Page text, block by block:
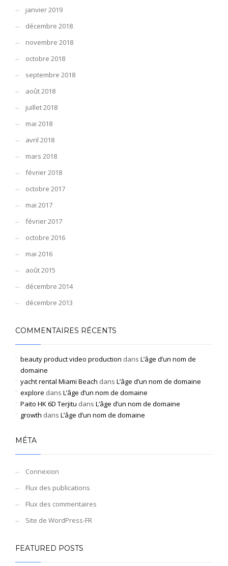
janvier 2019
décembre 2018
novembre 2018
octobre 2018
septembre 2018
août 2018
juillet 2018
mai 2018
avril 2018
mars 2018
février 2018
octobre 2017
mai 2017
février 2017
octobre 2016
mai 2016
août 2015
décembre 2014
décembre 2013
COMMENTAIRES RÉCENTS
beauty product video production dans L’âge d’un nom de
domaine
yacht rental Miami Beach dans L’âge d’un nom de domaine
explore dans L’âge d’un nom de domaine
Paito HK 6D Terjitu dans L’âge d’un nom de domaine
growth dans L’âge d’un nom de domaine
MÉTA
Connexion
Flux des publications
Flux des commentaires
Site de WordPress-FR
FEATURED POSTS